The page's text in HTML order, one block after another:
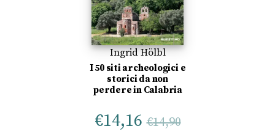
Ingrid Hölbl
I 50 siti archeologici e
storici da non
perdere in Calabria
€14,16 €14,90